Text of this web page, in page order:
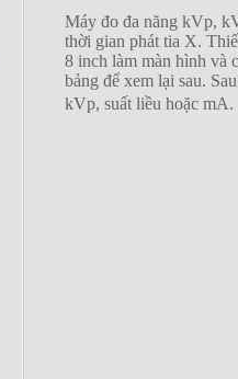
Máy đo đa năng kVp,
thời gianphát tia X.
8 inch làm màn hình và
bảng để xem lại sau.
kVp, suất liều hoặc mA.